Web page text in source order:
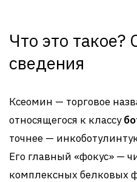
Что это такое?
сведения
Ксеомин — торговое
относящегося к классу
точнее —
Его главный «фокус» —
комплексных белковых